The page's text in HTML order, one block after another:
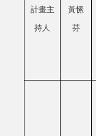
計畫主
持人
黃愫
芬